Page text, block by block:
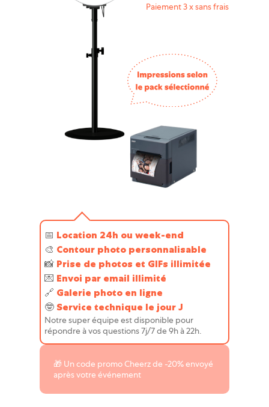
Paiement 3 x sans frais
📅 Location 24h ou week-end
🎨 Contour photo personnalisable
📸 Prise de photos et GIFs illimitée
💌️ Envoi par email illimité
🔗 Galerie photo en ligne
🤓 Service technique le jour J
Notre super équipe est disponible pour
répondre à vos questions 7j/7 de 9h à 22h.
🎁 Un code promo Cheerz de -20% envoyé
après votre événement